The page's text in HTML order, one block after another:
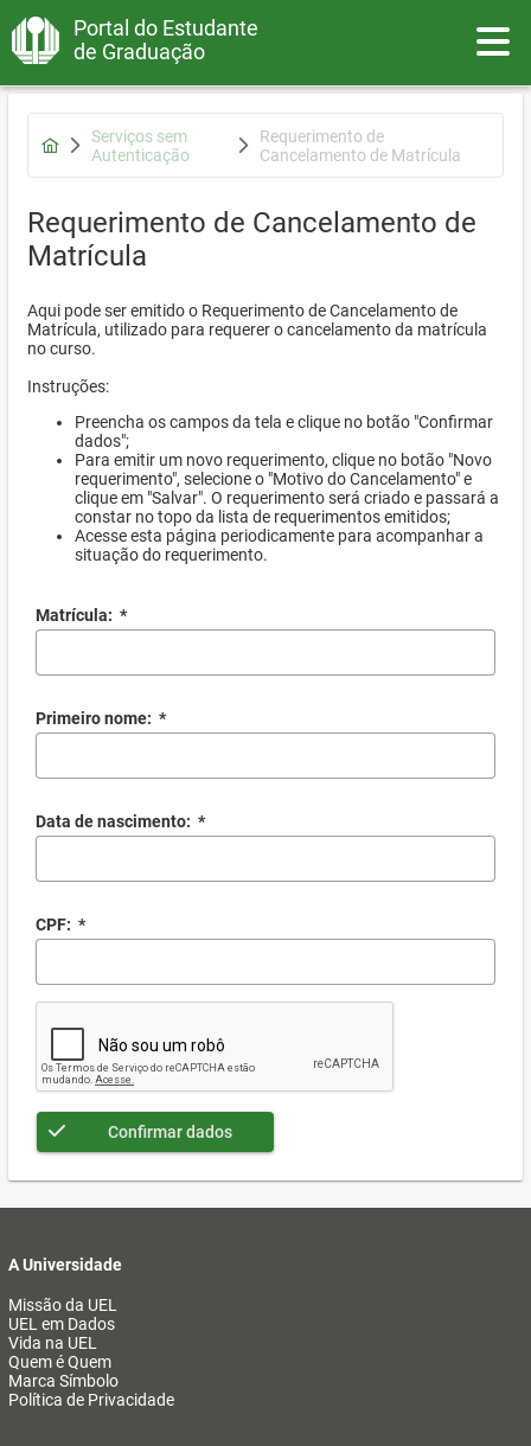
Portal do Estudante
de Graduação
Serviços sem
Autenticação
Requerimento de
Cancelamento de Matrícula
Requerimento de Cancelamento de
Matrícula
Aqui pode ser emitido o Requerimento de Cancelamento de
Matrícula, utilizado para requerer o cancelamento da matrícula
no curso.
Instruções:
Preencha os campos da tela e clique no botão "Confirmar
dados";
Para emitir um novo requerimento, clique no botão "Novo
requerimento", selecione o "Motivo do Cancelamento" e
clique em "Salvar". O requerimento será criado e passará a
constar no topo da lista de requerimentos emitidos;
Acesse esta página periodicamente para acompanhar a
situação do requerimento.
Matrícula: *
Primeiro nome: *
Data de nascimento: *
CPF: *
Confirmar dados
A Universidade
Missão da UEL
UEL em Dados
Vida na UEL
Quem é Quem
Marca Símbolo
Política de Privacidade